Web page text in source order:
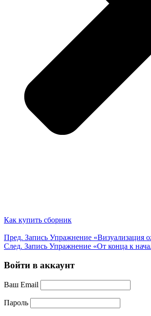
Как купить сборник
Пред. Запись Упражнение «Визуализация
След. Запись Упражнение «От конца к
Войти в аккаунт
Ваш Email
Пароль